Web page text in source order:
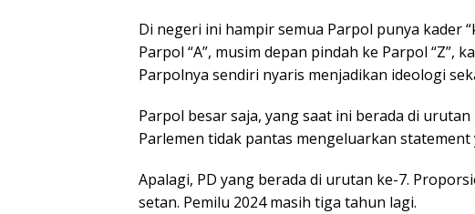
Di negeri ini hampir semua Parpol punya kader
Parpol “A”, musim depan pindah ke Parpol “Z”,
Parpolnya sendiri nyaris menjadikan ideologi
Parpol besar saja, yang saat ini berada di
Parlemen tidak pantas mengeluarkan
Apalagi, PD yang berada di urutan ke-7.
setan. Pemilu 2024 masih tiga tahun lagi.